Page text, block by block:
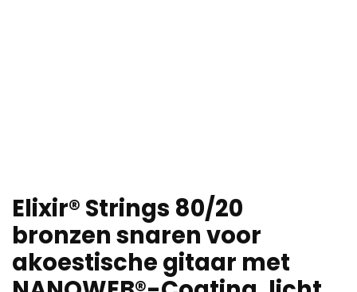
Elixir® Strings 80/20
bronzen snaren voor
akoestische gitaar met